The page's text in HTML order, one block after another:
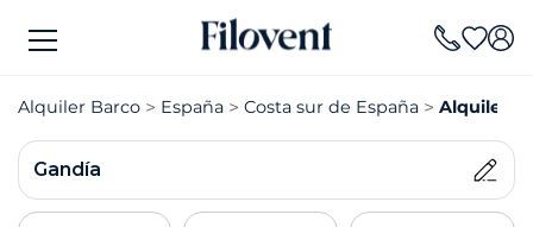
Alquiler Barco España Costa sur de España Alquiler
Gandía